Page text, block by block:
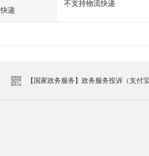
快递
不支持物流快递
【国家政务服务】政务服务投诉（支付宝